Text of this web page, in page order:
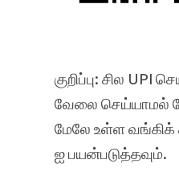
குறிப்பு: சில UPI
வேலை செய்யாமல்
மேலே உள்ள
ஐ பயன்படுத்தவும்.